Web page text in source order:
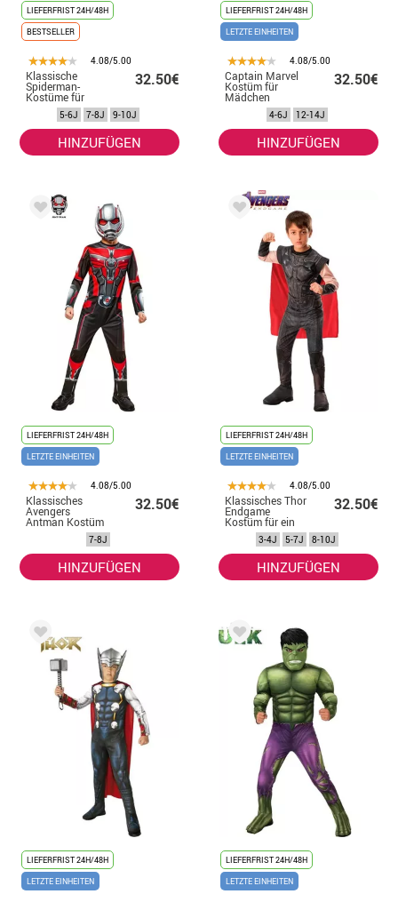
LIEFERFRIST 24H/48H
BESTSELLER
4.08/5.00
Klassische
Spiderman-
Kostüme für
32.50€
5-6J 7-8J 9-10J
HINZUFÜGEN
LIEFERFRIST 24H/48H
LETZTE EINHEITEN
4.08/5.00
Captain Marvel
Kostüm für
Mädchen
32.50€
4-6J 12-14J
HINZUFÜGEN
LIEFERFRIST 24H/48H
LETZTE EINHEITEN
4.08/5.00
Klassisches
Avengers
Antman Kostüm
mit Maske für
32.50€
7-8J
HINZUFÜGEN
LIEFERFRIST 24H/48H
LETZTE EINHEITEN
4.08/5.00
Klassisches Thor
Endgame
Kostüm für ein
32.50€
3-4J 5-7J 8-10J
HINZUFÜGEN
LIEFERFRIST 24H/48H
LETZTE EINHEITEN
LIEFERFRIST 24H/48H
LETZTE EINHEITEN